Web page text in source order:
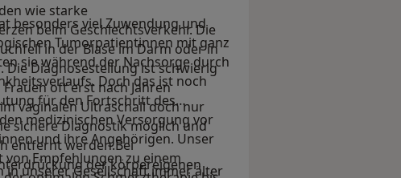
wie starke
beim Geschlechtsverkehr. Die
in der Blase im Darm oder in
Diagnosestellung ist schwierig
oft erst nach Jahren
vaginalen Ultraschall doch nur
sichere Diagnostik möglich und
entfernt werden.Bei
der körpereigenen
besonders viel Zuwendung und
Tumorpatientinnen mit ganz
sie während der Nachsorge durch
Doch das ist noch
für den Fortschritt des
medizinischen Versorgung vor
und ihre Angehörigen. Unser
Empfehlungen zu einem
in unserer Gesellschaft immer älter